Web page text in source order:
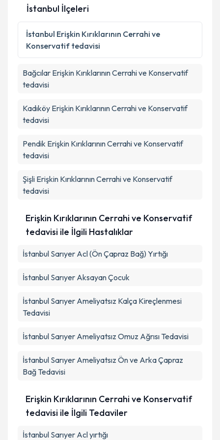
Kişisel verilerimin işlenmesine ilişkinAydınlatma
Metni 'ni okudum ve kişisel verilerimin belirtilen
kapsamda işlenmesini kabul ediyorum.
Takvim Talebini Gönder
İstanbul İlçeleri
İstanbul Erişkin Kırıklarının Cerrahi ve
Konservatif tedavisi
Bağcılar Erişkin Kırıklarının Cerrahi ve Konservatif
tedavisi
Kadıköy Erişkin Kırıklarının Cerrahi ve Konservatif
tedavisi
Pendik Erişkin Kırıklarının Cerrahi ve Konservatif
tedavisi
Şişli Erişkin Kırıklarının Cerrahi ve Konservatif
tedavisi
Erişkin Kırıklarının Cerrahi ve Konservatif
tedavisi ile İlgili Hastalıklar
İstanbul Sarıyer Acl (Ön Çapraz Bağ) Yırtığı
İstanbul Sarıyer Aksayan Çocuk
İstanbul Sarıyer Ameliyatsız Kalça Kireçlenmesi
Tedavisi
İstanbul Sarıyer Ameliyatsız Omuz Ağrısı Tedavisi
İstanbul Sarıyer Ameliyatsız Ön ve Arka Çapraz
Bağ Tedavisi
Erişkin Kırıklarının Cerrahi ve Konservatif
tedavisi ile İlgili Tedaviler
İstanbul Sarıyer Acl yırtığı